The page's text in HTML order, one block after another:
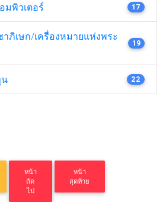
มพิวเตอร์ 17
ภิเษก/เครื่องหมายแห่งพระ
19
น 22
หน้า
ถัด
ไป
หน้า
สุดท้าย